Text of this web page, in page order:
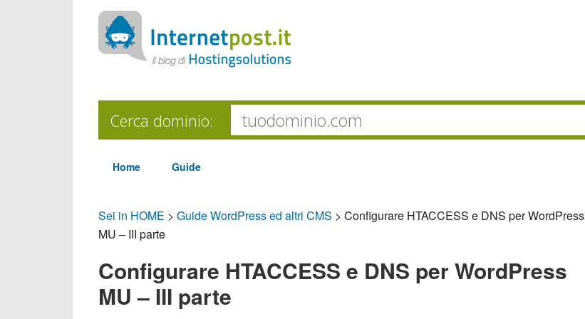
Cerca dominio:
Home Guide
Sei in HOME > Guide WordPress ed altri CMS > Configurare HTACCESS e DNS per WordPress
MU – III parte
Configurare HTACCESS e DNS per WordPress
MU – III parte